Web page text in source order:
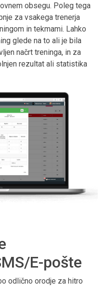
obsegu. Poleg tega
za vsakega trenerja
in tekmami. Lahko
glede na to ali je bila
načrt treninga, in za
rezultat ali statistika
E-pošte
odlično orodje za hitro